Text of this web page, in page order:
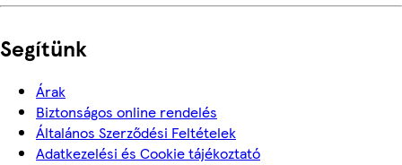
Segítünk
Árak
Biztonságos online rendelés
Általános Szerződési Feltételek
Adatkezelési és Cookie tájékoztató